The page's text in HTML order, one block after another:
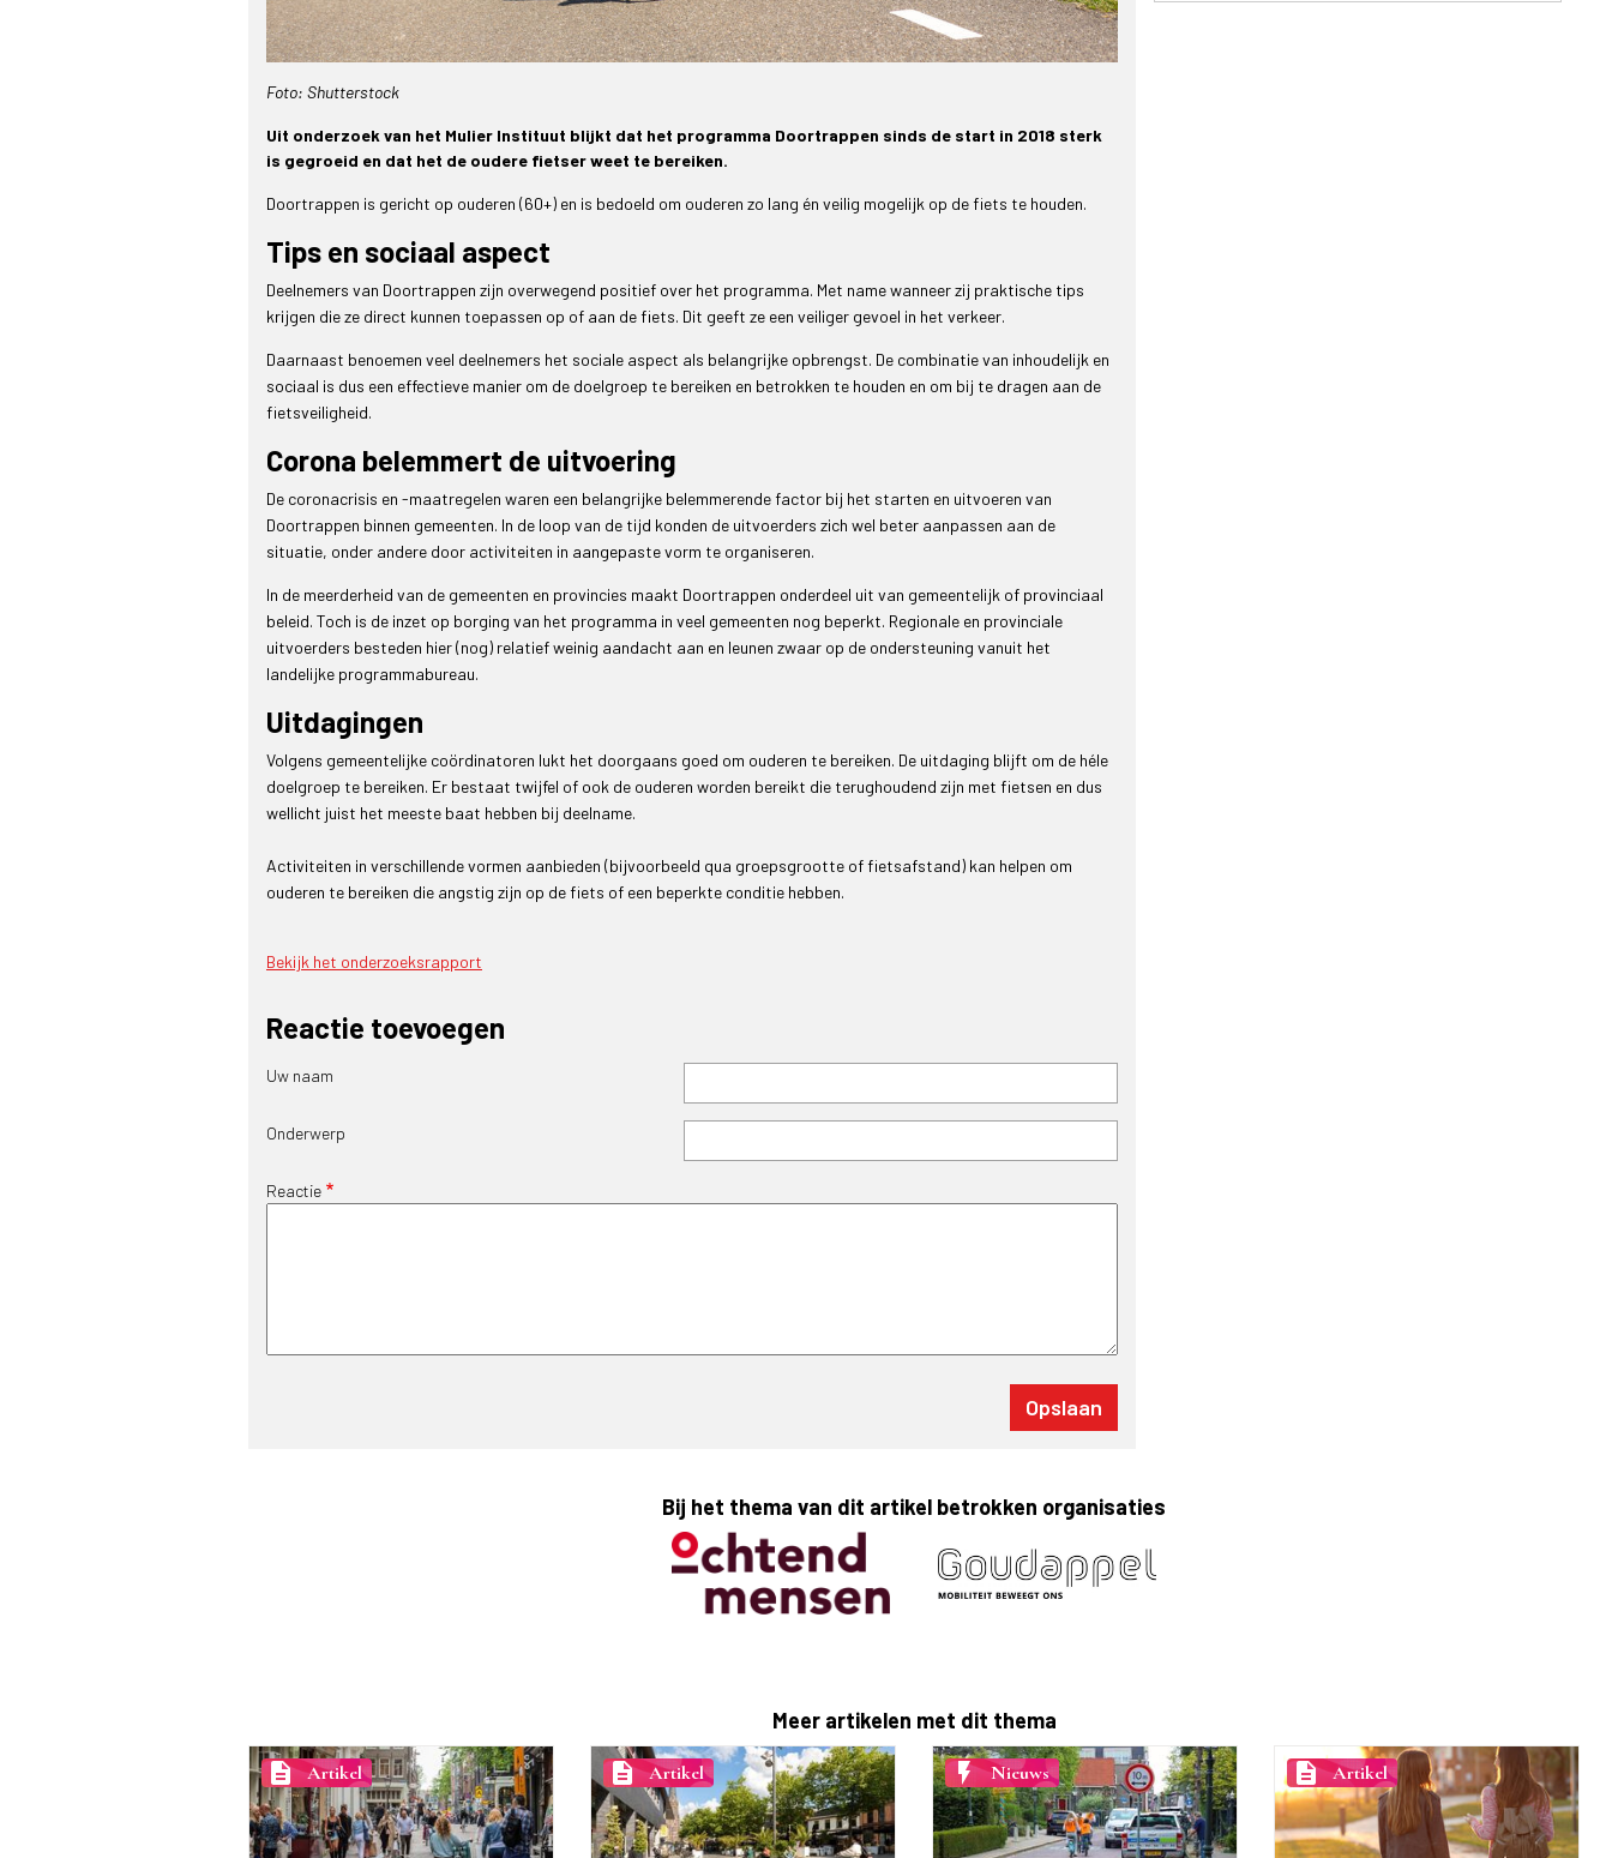
Foto: Shutterstock
Uit onderzoek van het Mulier Instituut blijkt dat het programma Doortrappen sinds de start in 2018 sterk
is gegroeid en dat het de oudere fietser weet te bereiken.
Doortrappen is gericht op ouderen (60+) en is bedoeld om ouderen zo lang én veilig mogelijk op de fiets te houden.
Tips en sociaal aspect
Deelnemers van Doortrappen zijn overwegend positief over het programma. Met name wanneer zij praktische tips
krijgen die ze direct kunnen toepassen op of aan de fiets. Dit geeft ze een veiliger gevoel in het verkeer.
Daarnaast benoemen veel deelnemers het sociale aspect als belangrijke opbrengst. De combinatie van inhoudelijk en
sociaal is dus een effectieve manier om de doelgroep te bereiken en betrokken te houden en om bij te dragen aan de
fietsveiligheid.
Corona belemmert de uitvoering
De coronacrisis en -maatregelen waren een belangrijke belemmerende factor bij het starten en uitvoeren van
Doortrappen binnen gemeenten. In de loop van de tijd konden de uitvoerders zich wel beter aanpassen aan de
situatie, onder andere door activiteiten in aangepaste vorm te organiseren.
In de meerderheid van de gemeenten en provincies maakt Doortrappen onderdeel uit van gemeentelijk of provinciaal
beleid. Toch is de inzet op borging van het programma in veel gemeenten nog beperkt. Regionale en provinciale
uitvoerders besteden hier (nog) relatief weinig aandacht aan en leunen zwaar op de ondersteuning vanuit het
landelijke programmabureau.
Uitdagingen
Volgens gemeentelijke coördinatoren lukt het doorgaans goed om ouderen te bereiken. De uitdaging blijft om de héle
doelgroep te bereiken. Er bestaat twijfel of ook de ouderen worden bereikt die terughoudend zijn met fietsen en dus
wellicht juist het meeste baat hebben bij deelname.
Activiteiten in verschillende vormen aanbieden (bijvoorbeeld qua groepsgrootte of fietsafstand) kan helpen om
ouderen te bereiken die angstig zijn op de fiets of een beperkte conditie hebben.
Bekijk het onderzoeksrapport
Reactie toevoegen
Uw naam
Onderwerp
Reactie
Bij het thema van dit artikel betrokken organisaties
Meer artikelen met dit thema
description Artikel description Artikel flash_on Nieuws description Artikel